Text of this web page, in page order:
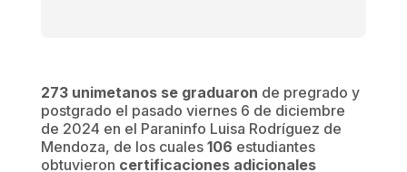
273 unimetanos se graduaron de pregrado y
postgrado el pasado viernes 6 de diciembre
de 2024 en el Paraninfo Luisa Rodríguez de
Mendoza, de los cuales 106 estudiantes
obtuvieron certificaciones adicionales